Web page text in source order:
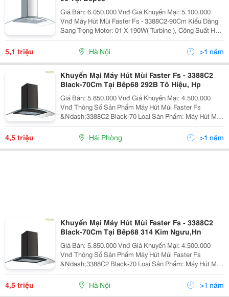
Giá Bán: 6.050.000 Vnđ Giá Khuyến Mại: 5.100.000
Vnđ Máy Hút Mùi Faster Fs - 3388C2-90Cm Kiểu Dáng
Sang Trọng Motor: 01 X 190W( Turbine ), Công Suất Hút:
850M3/H Độ Ồn: ≪= 60Db, Hút Siêu Êm Điều Khiển:
Phím Nhấn
5,1 triệu Hà Nội >1 năm
Khuyến Mại Máy Hút Mùi Faster Fs - 3388C2
Black-70Cm Tại Bêp68 292B Tô Hiệu, Hp
Giá Bán: 5.850.000 Vnđ Giá Khuyến Mại: 4.500.000
Vnđ Thông Số Sản Phẩm Máy Hút Mùi Faster Fs
&Ndash;3388C2 Black-70 Loại Sản Phẩm: Máy Hút Mùi
Tum Kính Mã Sản Phẩm: Fs &Ndash;3388C2
Black&Ndash;70 Hãng Sản Xuất: Fas
4,5 triệu Hải Phòng >1 năm
Khuyến Mại Máy Hút Mùi Faster Fs - 3388C2
Black-70Cm Tại Bêp68 314 Kim Ngưu,Hn
Giá Bán: 5.850.000 Vnđ Giá Khuyến Mại: 4.500.000
Vnđ Thông Số Sản Phẩm Máy Hút Mùi Faster Fs
&Ndash;3388C2 Black-70 Loại Sản Phẩm: Máy Hút Mùi
Tum Kính Mã Sản Phẩm: Fs &Ndash;3388C2
4,5 triệu Hà Nội >1 năm